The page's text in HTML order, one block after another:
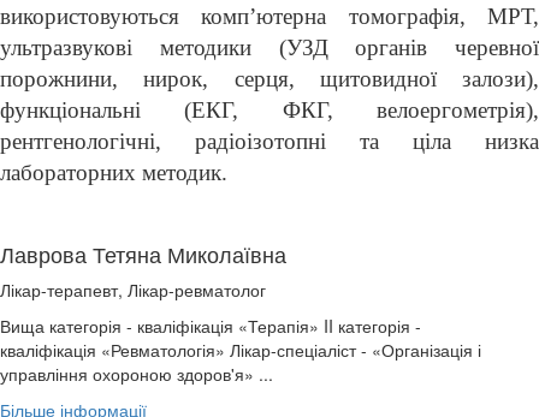
використовуються комп’ютерна томографія, МРТ,
ультразвукові методики (УЗД органів черевної
порожнини, нирок, серця, щитовидної залози),
функціональні (ЕКГ, ФКГ, велоергометрія),
рентгенологічні, радіоізотопні та ціла низка
лабораторних методик.
Лаврова Тетяна Миколаївна
Лікар-терапевт, Лікар-ревматолог
Вища категорія - кваліфікація «Терапія» II категорія -
кваліфікація «Ревматологія» Лікар-спеціаліст - «Організація і
управління охороною здоров'я» ...
Більше інформації